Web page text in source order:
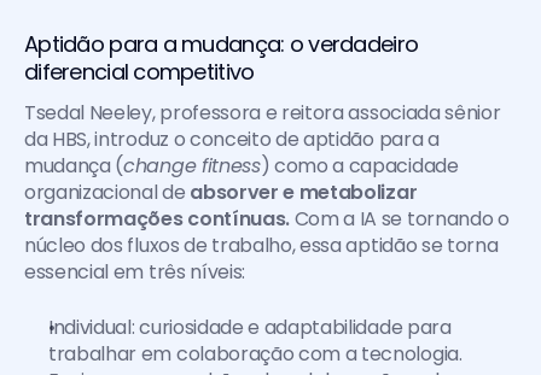
Aptidão para a mudança: o verdadeiro
diferencial competitivo
Tsedal Neeley, professora e reitora associada sênior
da HBS, introduz o conceito de aptidão para a
mudança (change fitness) como a capacidade
organizacional de absorver e metabolizar
transformações contínuas. Com a IA se tornando o
núcleo dos fluxos de trabalho, essa aptidão se torna
essencial em três níveis:
Individual: curiosidade e adaptabilidade para
trabalhar em colaboração com a tecnologia.